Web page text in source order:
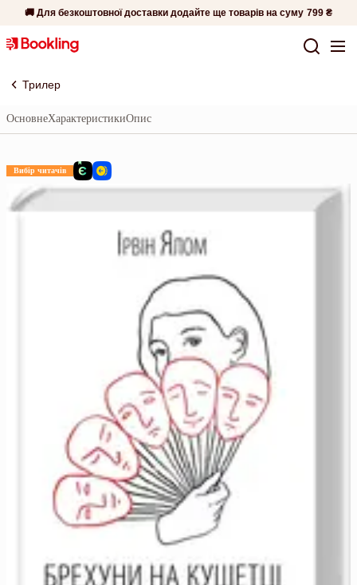
🚚 Для безкоштовної доставки додайте ще товарів на суму 799 ₴
Трилер
ОсновнеХарактеристикиОпис
Вибір читачів